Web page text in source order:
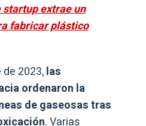
startup extrae un
fabricar plástico
2023,las
ordenaron la
de gaseosas tras
. Varias